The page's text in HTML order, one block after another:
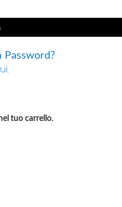
Password?
tuo carrello.